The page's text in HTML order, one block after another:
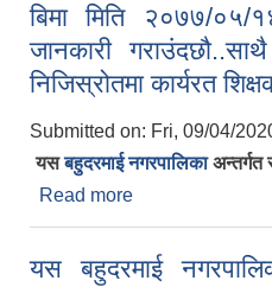
बिमा मिति २०७७/०५/
जानकारी
निजिस्रोतमा कार्यरत
Submitted on: Fri, 09/04/
यसबहुदरमाई नगरपालिकाअन्तर्गत
Read more
२०७७/०५/१४
यस बहुदरमाई